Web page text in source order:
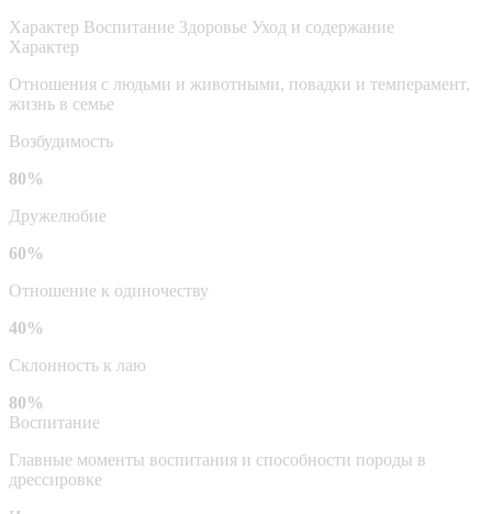
Характер Воспитание Здоровье Уход и содержание
Характер
Отношения с людьми и животными, повадки и темперамент,
жизнь в семье
Возбудимость
80%
Дружелюбие
60%
Отношение к одиночеству
40%
Склонность к лаю
80%
Воспитание
Главные моменты воспитания и способности породы в
дрессировке